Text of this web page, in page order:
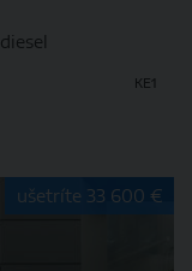
diesel
KE1
ušetríte 33 600 €